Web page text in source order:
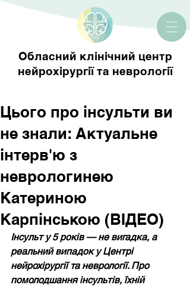
Обласний клінічний центр
нейрохірургії та неврології
Цього про інсульти ви
не знали: Актуальне
інтерв'ю з
неврологинею
Катериною
Карпінською (ВІДЕО)
Інсульт у 5 років — не вигадка, а
реальний випадок у Центрі
нейрохірургії та неврології. Про
помолодшання інсультів, їхній